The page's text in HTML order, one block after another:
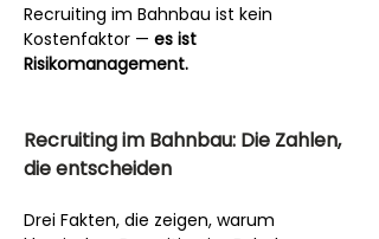
Recruiting im Bahnbau ist kein
Kostenfaktor — es ist
Risikomanagement.
Recruiting im Bahnbau: Die Zahlen,
die entscheiden
Drei Fakten, die zeigen, warum